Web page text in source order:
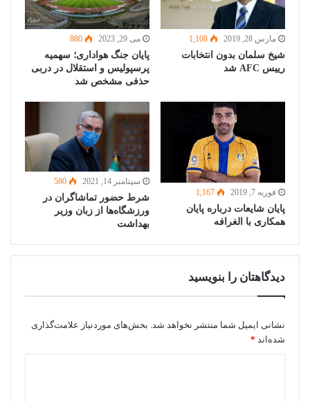
مارس 28, 2019 1,108
شیخ سلمان بدون انتخابات
رییس AFC شد
می 29, 2023 880
پایان جنگ هواداری؛ سهمیه
پرسپولیس و استقلال در دربی
حذفی مشخص شد
فوریه 7, 2019 1,167
پایان شایعات درباره پایان
همکاری با الغرافه
سپتامبر 14, 2021 580
شرط حضور تماشاگران در
ورزشگاه‌ها از زبان وزیر
بهداشت
دیدگاهتان را بنویسید
نشانی ایمیل شما منتشر نخواهد شد. بخش‌های موردنیاز علامت‌گذاری
شده‌اند *